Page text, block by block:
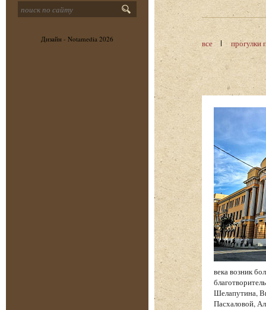
Дизайн - Notamedia 2026 все прогулки
века возник
Шелапутина,
Пасхаловой,